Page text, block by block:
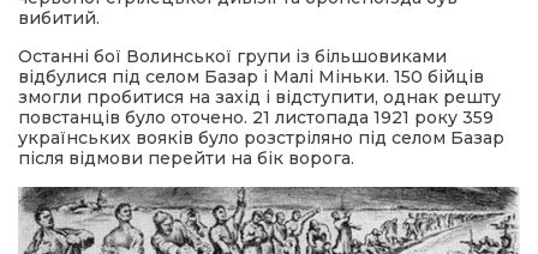
вибитий.
Останні бої Волинської групи із більшовиками
відбулися під селом Базар і Малі Міньки. 150 бійців
змогли пробитися на захід і відступити, однак решту
повстанців було оточено. 21 листопада 1921 року 359
українських вояків було розстріляно під селом Базар
після відмови перейти на бік ворога.